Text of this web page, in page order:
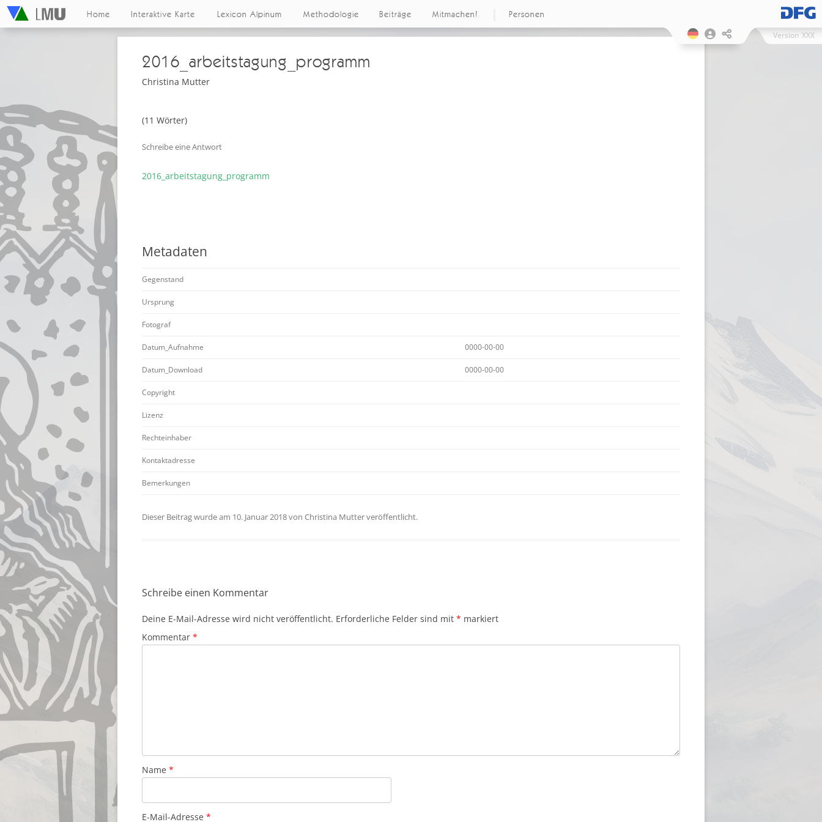
Home Interaktive Karte Lexicon Alpinum Methodologie Beiträge Mitmachen! Personen
Version XXX
2016_arbeitstagung_programm
Christina Mutter
(11 Wörter)
Schreibe eine Antwort
2016_arbeitstagung_programm
Metadaten
Gegenstand
Ursprung
Fotograf
Datum_Aufnahme 0000-00-00
Datum_Download 0000-00-00
Copyright
Lizenz
Rechteinhaber
Kontaktadresse
Bemerkungen
Dieser Beitrag wurde am 10. Januar 2018von Christina Mutterveröffentlicht.
Schreibe einen Kommentar
Deine E-Mail-Adresse wird nicht veröffentlicht. Erforderliche Felder sind mit * markiert
Kommentar *
Name *
E-Mail-Adresse *